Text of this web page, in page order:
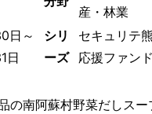
産・林業
日～
日
シリ
ーズ
セキュリテ
応援ファンド
の南阿蘇村野菜だしス